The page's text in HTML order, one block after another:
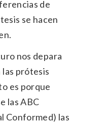
de
se hacen
nos depara
las prótesis
es porque
las ABC
Conformed) las